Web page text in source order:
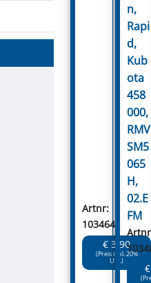
Artnr:
103464
€ 3.90
(Preis inkl. 20%
USt.)
n,
Rapi
d,
Kub
ota
458
000,
RMV
SM5
065
H,
02.E
FM